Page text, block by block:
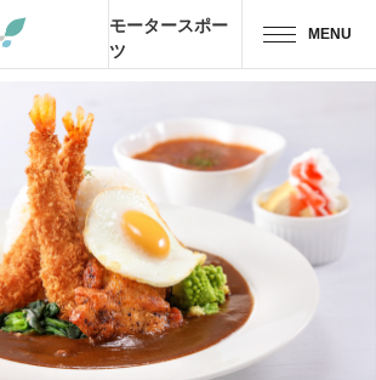
モータースポー
ツ
MENU
ン・アクティビティ
ーツ